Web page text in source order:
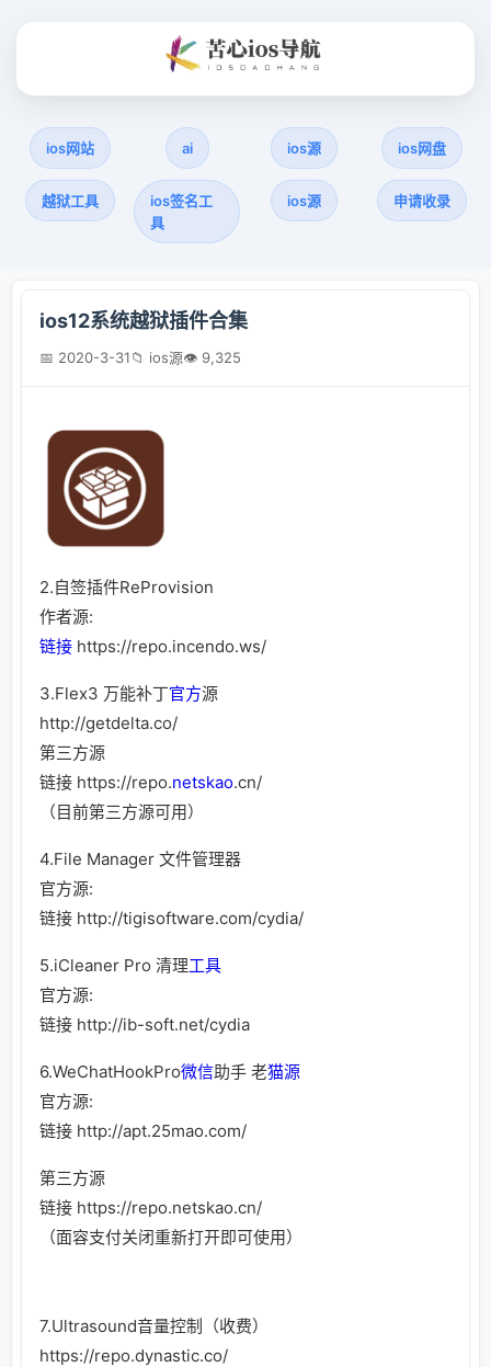
ios网站 ai ios源 ios网盘
越狱工具
ios签名工
具
ios源 申请收录
ios12系统越狱插件合集
📅 2020-3-31📁 ios源👁 9,325
2.自签插件ReProvision
作者源:
链接 https://repo.incendo.ws/
3.Flex3 万能补丁官方源
http://getdelta.co/
第三方源
链接 https://repo.netskao.cn/
（目前第三方源可用）
4.File Manager 文件管理器
官方源:
链接 http://tigisoftware.com/cydia/
5.iCleaner Pro 清理工具
官方源:
链接 http://ib-soft.net/cydia
6.WeChatHookPro微信助手 老猫源
官方源:
链接 http://apt.25mao.com/
第三方源
链接 https://repo.netskao.cn/
（面容支付关闭重新打开即可使用）
7.Ultrasound音量控制（收费）
https://repo.dynastic.co/